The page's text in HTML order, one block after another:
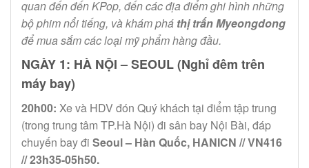
quan đến đến KPop, đến các địa điểm ghi hình những
bộ phim nổi tiếng, và khám phá thị trấn Myeongdong
để mua sắm các loại mỹ phẩm hàng đầu.
NGÀY 1: HÀ NỘI – SEOUL (Nghỉ đêm trên
máy bay)
20h00: Xe và HDV đón Quý khách tại điểm tập trung
(trong trung tâm TP.Hà Nội) đi sân bay Nội Bài, đáp
chuyến bay đi Seoul – Hàn Quốc, HANICN // VN416
// 23h35-05h50.